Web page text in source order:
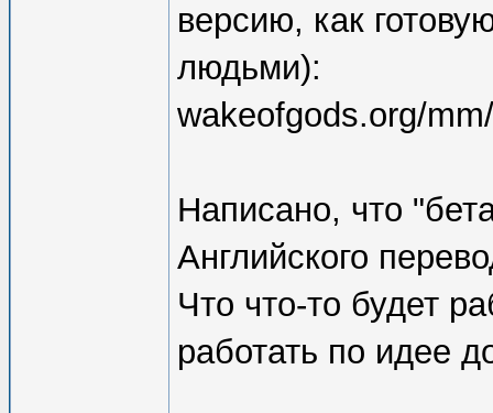
версию, как
людьми):
wakeofgods.org/
Написано, что
Английского
Что что-то будет
работать по идее